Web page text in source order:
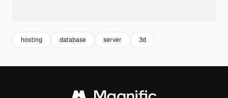
hosting database server 3d